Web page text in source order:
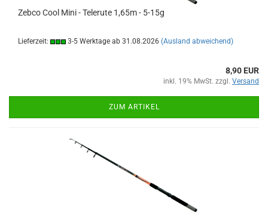
Zebco Cool Mini - Telerute 1,65m - 5-15g
Lieferzeit: 3-5 Werktage ab 31.08.2026 (Ausland abweichend)
8,90 EUR
inkl. 19% MwSt. zzgl. Versand
ZUM ARTIKEL